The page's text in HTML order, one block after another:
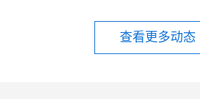
查看更多动态